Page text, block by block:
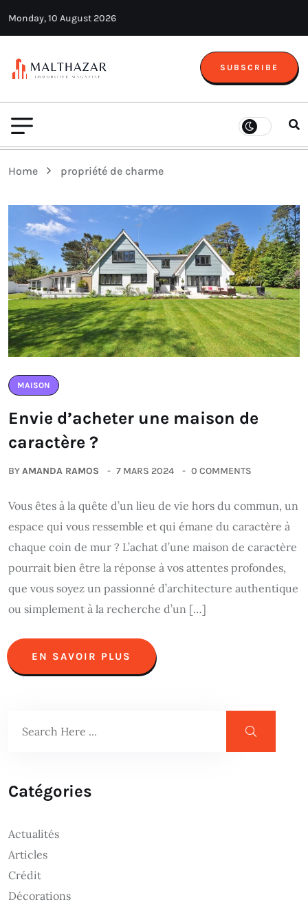
Monday, 10 August 2026
SUBSCRIBE
Home propriété de charme
MAISON
Envie d’acheter une maison de
caractère ?
BYAMANDA RAMOS 7 MARS 2024 0 COMMENTS
Vous êtes à la quête d’un lieu de vie hors du commun, un
espace qui vous ressemble et qui émane du caractère à
chaque coin de mur ? L’achat d’une maison de caractère
pourrait bien être la réponse à vos attentes profondes,
que vous soyez un passionné d’architecture authentique
ou simplement à la recherche d’un […]
EN SAVOIR PLUS
Catégories
Actualités
Articles
Crédit
Décorations